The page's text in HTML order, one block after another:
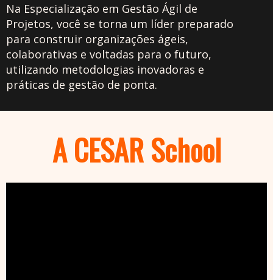
Na Especialização em Gestão Ágil de
Projetos, você se torna um líder preparado
para construir organizações ágeis,
colaborativas e voltadas para o futuro,
utilizando metodologias inovadoras e
práticas de gestão de ponta.
A CESAR School